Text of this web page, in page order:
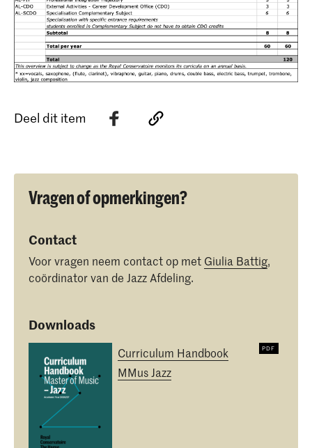
Deel dit item
Vragen of opmerkingen?
Contact
Voor vragen neem contact op met Giulia Battig,
coördinator van de Jazz Afdeling.
Downloads
Curriculum Handbook
MMus Jazz